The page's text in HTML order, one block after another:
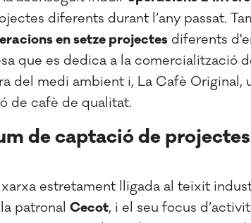
diferents durant l’any passat.
en setze projectes diferents
que es dedica a la comercialització
del medi ambienti, La Cafè Original,
de cafè de qualitat.
de captació de
estretament lligada al teixit
patronal Cecot, i el seu focus